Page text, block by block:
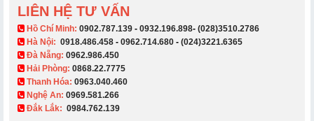
LIÊN HỆ TƯ VẤN
​ Hồ Chí Minh: 0902.787.139 - 0932.196.898- (028)3510.2786
Hà Nội: 0918.486.458 - 0962.714.680 - (024)3221.6365
Đà Nẵng: 0962.986.450
Hải Phòng: 0868.22.7775
Thanh Hóa: 0963.040.460
Nghệ An: 0969.581.266
Đắk Lắk: 0984.762.139